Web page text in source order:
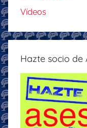
Vídeos
Hazte socio de